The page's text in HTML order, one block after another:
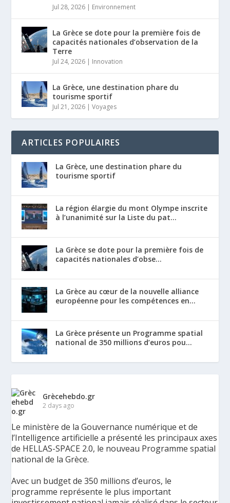
Jul 28, 2026 | Environnement
La Grèce se dote pour la première fois de
capacités nationales d’observation de la
Terre
Jul 24, 2026 | Innovation
La Grèce, une destination phare du
tourisme sportif
Jul 21, 2026 |Voyages
ARTICLES POPULAIRES
La Grèce, une destination phare du
tourisme sportif
La région élargie du mont Olympe inscrite
à l’unanimité sur la Liste du pat...
La Grèce se dote pour la première fois de
capacités nationales d’obse...
La Grèce au cœur de la nouvelle alliance
européenne pour les compétences en...
La Grèce présente un Programme spatial
national de 350 millions d’euros pou...
Grècehebdo.gr
2 days ago
Le ministère de la Gouvernance numérique et de
l’Intelligence artificielle a présenté les principaux axes
de HELLAS-SPACE 2.0, le nouveau Programme spatial
national de la Grèce.
Avec un budget de 350 millions d’euros, le
programme représente le plus important